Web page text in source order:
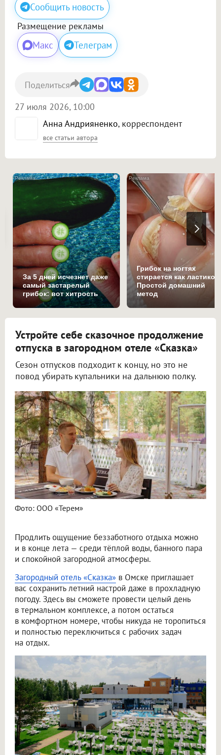
Сообщить новость
Размещение рекламы
Макс Телеграм
Анна Андрияненко, корреспондент
все статьи автора
27 июля 2026, 10:00
Поделиться
i
За 5 дней исчезнет даже
самый застарелый
грибок: вот хитрость
Грибок на ногтях
стирается как
Простой домашний
метод
Устройте себе сказочное продолжение
отпуска в загородном отеле «Сказка»
Сезон отпусков подходит к концу, но это не
повод убирать купальники на дальнюю полку.
Фото: ООО «Терем»
Продлить ощущение беззаботного отдыха можно
и в конце лета — среди тёплой воды, банного пара
и спокойной загородной атмосферы.
Загородный отель «Сказка» в Омске приглашает
вас сохранить летний настрой даже в прохладную
погоду. Здесь вы сможете провести целый день
в термальном комплексе, а потом остаться
в комфортном номере, чтобы никуда не торопиться
и полностью переключиться с рабочих задач
на отдых.